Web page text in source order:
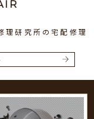
理研究所の宅配修理